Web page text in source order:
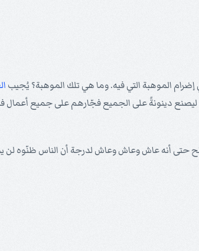
إضرام الموهبة التي فيه. وما هي تلك الموهبة؟ يُجيب
"هوذا قد جاء الربّ في ربوات قديسيه ليصنع دينونةً على الجميع فجّارهم على